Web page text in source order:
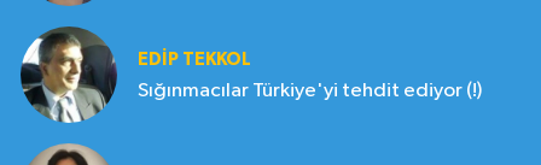
EDIP TEKKOL
Sığınmacılar Türkiye'yi tehdit ediyor (!)